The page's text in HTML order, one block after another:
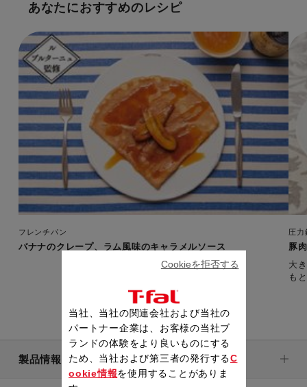
あなたにおすすめのレシピ
フレンチパン
バナナのクレープ、ラム風味のキャラメルソース
圧力
豚
大
も
製品情報
当社、当社の関連会社および当社の
パートナー企業は、お客様の当社ブ
ランドの体験をより良いものにする
ため、当社および第三者の発行するC
ookie情報を使用することがありま
Cookieを拒否する